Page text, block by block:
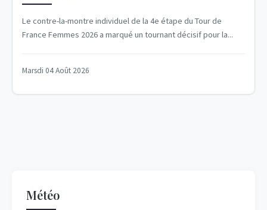
Le contre-la-montre individuel de la 4e étape du Tour de
France Femmes 2026 a marqué un tournant décisif pour la...
Marsdi 04 Août 2026
Météo